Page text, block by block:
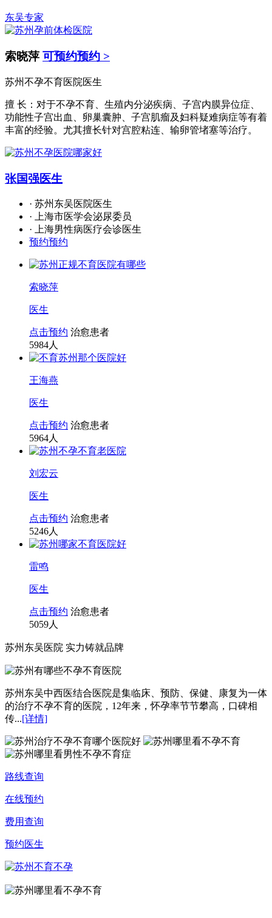
东吴专家
索晓萍 可预约预约 >
苏州不孕不育医院医生
擅 长：对于不孕不育、生殖内分泌疾病、子宫内膜异位症、
功能性子宫出血、卵巢囊肿、子宫肌瘤及妇科疑难病症等有着
丰富的经验。尤其擅长针对宫腔粘连、输卵管堵塞等治疗。
张国强医生
· 苏州东吴医院医生
· 上海市医学会泌尿委员
· 上海男性病医疗会诊医生
预约预约
索晓萍
医生
点击预约 治愈患者
5984人
王海燕
医生
点击预约 治愈患者
5964人
刘宏云
医生
点击预约 治愈患者
5246人
雷鸣
医生
点击预约 治愈患者
5059人
苏州东吴医院 实力铸就品牌
苏州东吴中西医结合医院是集临床、预防、保健、康复为一体
的治疗不孕不育的医院，12年来，怀孕率节节攀高，口碑相
传...[详情]
路线查询
在线预约
费用查询
预约医生